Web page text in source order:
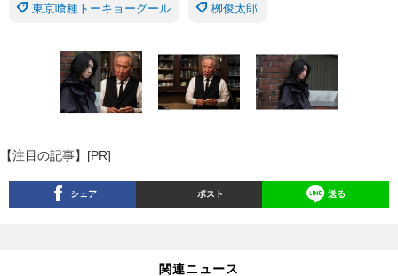
東京喰種トーキョーグール 栁俊太郎
【注目の記事】[PR]
シェア ポスト 送る
関連ニュース